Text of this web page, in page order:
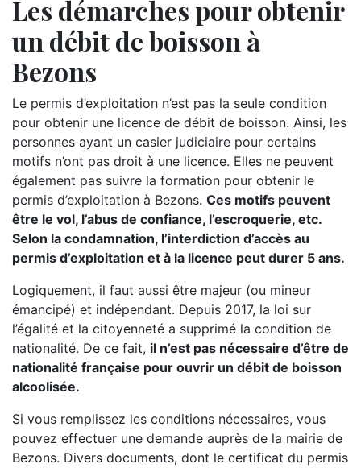
Les démarches pour obtenir
un débit de boisson à
Bezons
Le permis d’exploitation n’est pas la seule condition
pour obtenir une licence de débit de boisson. Ainsi, les
personnes ayant un casier judiciaire pour certains
motifs n’ont pas droit à une licence. Elles ne peuvent
également pas suivre la formation pour obtenir le
permis d’exploitation à Bezons. Ces motifs peuvent
être le vol, l’abus de confiance, l’escroquerie, etc.
Selon la condamnation, l’interdiction d’accès au
permis d’exploitation et à la licence peut durer 5 ans.
Logiquement, il faut aussi être majeur (ou mineur
émancipé) et indépendant. Depuis 2017, la loi sur
l’égalité et la citoyenneté a supprimé la condition de
nationalité. De ce fait, il n’est pas nécessaire d’être de
nationalité française pour ouvrir un débit de boisson
alcoolisée.
Si vous remplissez les conditions nécessaires, vous
pouvez effectuer une demande auprès de la mairie de
Bezons. Divers documents, dont le certificat du permis